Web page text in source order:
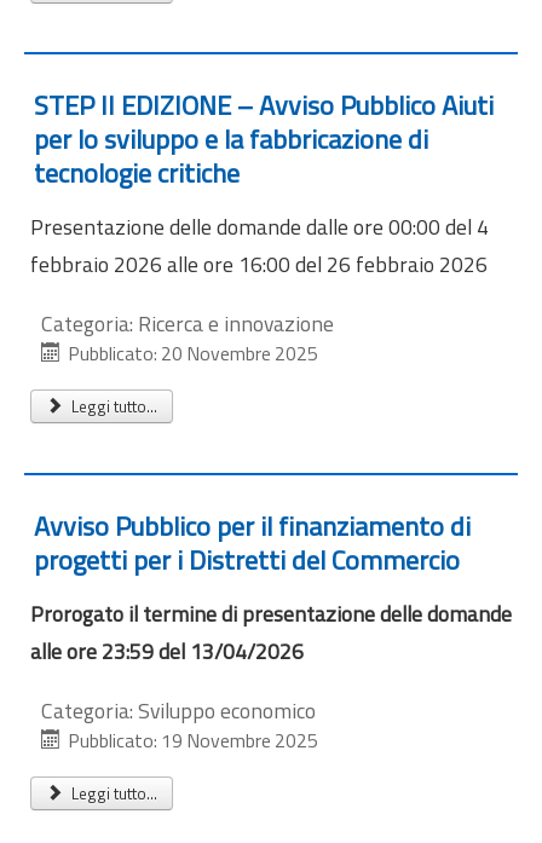
STEP II EDIZIONE – Avviso Pubblico Aiuti
per lo sviluppo e la fabbricazione di
tecnologie critiche
Presentazione delle domande dalle ore 00:00 del 4
febbraio 2026 alle ore 16:00 del 26 febbraio 2026
Categoria: Ricerca e innovazione
Pubblicato: 20 Novembre 2025
Leggi tutto...
Avviso Pubblico per il finanziamento di
progetti per i Distretti del Commercio
Prorogato il termine di presentazione delle domande
alle ore 23:59 del 13/04/2026
Categoria:Sviluppo economico
Pubblicato: 19 Novembre 2025
Leggi tutto...